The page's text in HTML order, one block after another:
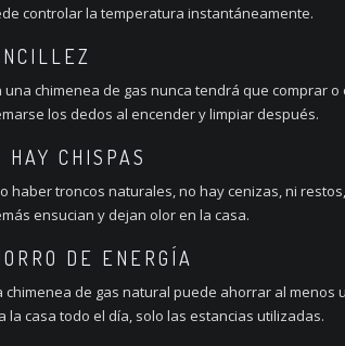
controlar la temperatura instantáneamente.
una chimenea de gas nunca tendrá que comprar
los dedos al encender y limpiar después.
HAY CHISPAS
haber troncos naturales, no hay cenizas, ni
ensucian y dejan olor en la casa.
DE ENERGÍA
chimenea de gas natural puede ahorrar al menos
la casa todo el día, solo las estancias utilizadas.